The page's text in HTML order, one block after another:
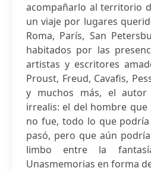
acompañarlo al territorio
un viaje por lugares
Roma, París, San
habitados por las
artistas y escritores
Proust, Freud, Cavafis,
y muchos más, el
irrealis: el del hombre
no fue, todo lo que
pasó, pero que aún
limbo entre la
Unasmemorias en forma